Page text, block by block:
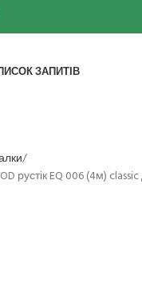
ЗАПИТІВ
рустік EQ 006 (4м)